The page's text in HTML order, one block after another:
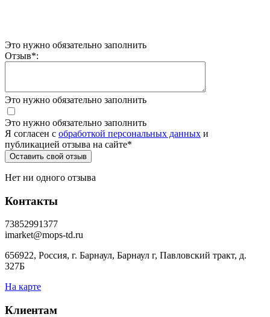
Это нужно обязательно заполнить
Отзыв*:
Это нужно обязательно заполнить
Это нужно обязательно заполнить
Я согласен c обработкой персональных данных и
публикацией отзыва на сайте*
Нет ни одного отзыва
Контакты
73852991377
imarket@mops-td.ru
656922, Россия, г. Барнаул, Барнаул г, Павловский тракт, д.
327Б
На карте
Клиентам